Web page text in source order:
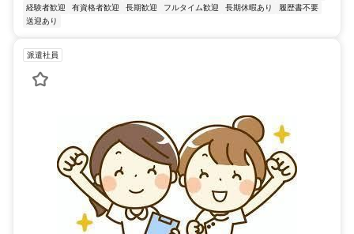
経験者歓迎
有資格者歓迎 長期歓迎 フルタイム歓迎 長期休暇あり
履歴書不要
送迎あり
派遣社員